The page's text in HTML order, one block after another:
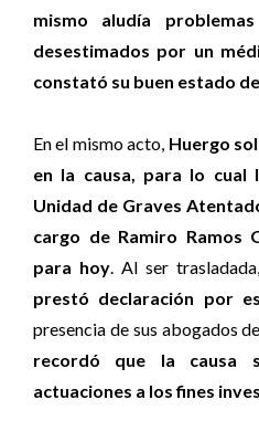
mismo aludía
desestimados por un
constató su buen estado
En el mismo acto, Huergo
en la causa, para lo cual
Unidad de Graves
cargo de Ramiro Ramos
para hoy. Al ser trasladada,
prestó declaración por
presencia de sus abogados
recordó que la causa
actuaciones a los fines